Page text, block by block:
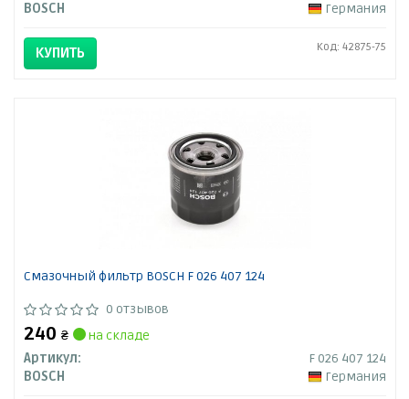
BOSCH
Германия
КУПИТЬ Код: 42875-75
Смазочный фильтр BOSCH F 026 407 124
0 отзывов
240 ₴
на складе
Артикул:
F 026 407 124
BOSCH
Германия